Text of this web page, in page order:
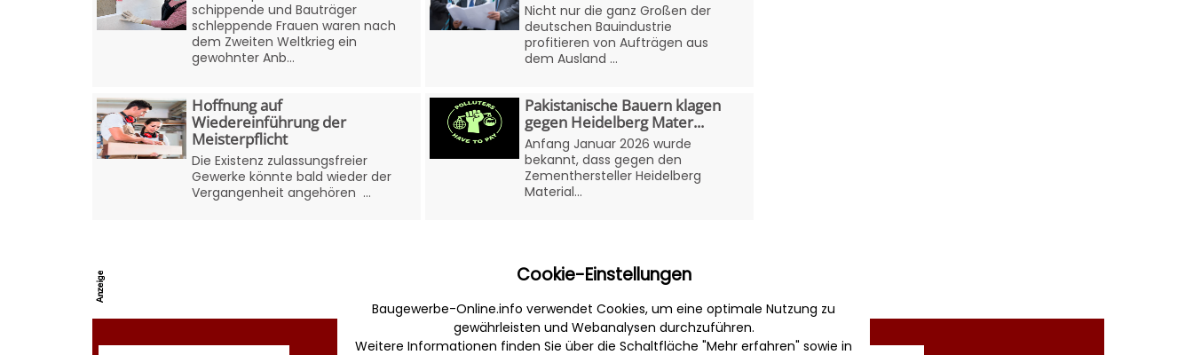
schippende und Bauträger
schleppende Frauen waren nach
dem Zweiten Weltkrieg ein
gewohnter Anb...
Nicht nur die ganz Großen der
deutschen Bauindustrie
profitieren von Aufträgen aus
dem Ausland ...
Hoffnung auf
Wiedereinführung der
Meisterpflicht
Die Existenz zulassungsfreier
Gewerke könnte bald wieder der
Vergangenheit angehören ...
Pakistanische Bauern klagen
gegen Heidelberg Mater...
Anfang Januar 2026 wurde
bekannt, dass gegen den
Zementhersteller Heidelberg
Material...
Cookie-Einstellungen
Baugewerbe-Online.info verwendet Cookies, um eine optimale Nutzung zu
gewährleisten und Webanalysen durchzuführen.
Weitere Informationen finden Sie über die Schaltfläche "Mehr erfahren" sowie in